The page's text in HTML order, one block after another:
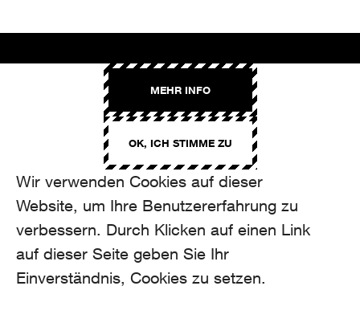
Wir verwenden Cookies auf dieser
Website, um Ihre Benutzererfahrung zu
verbessern. Durch Klicken auf einen Link
auf dieser Seite geben Sie Ihr
Einverständnis, Cookies zu setzen.
OK, ICH STIMME ZU
MEHR INFO
Binzmühlestrasse 170c
CH-8050 Zürich
CONTACT
hello@aroma.ch
+41 44 208 12 29
FOLLOW US